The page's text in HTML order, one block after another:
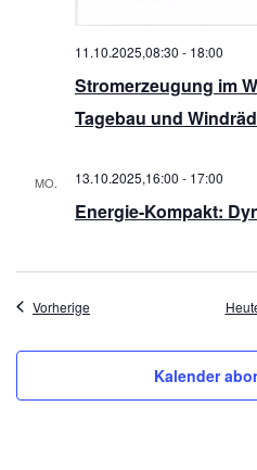
Stromerzeugung im
Tagebau und
11.10.2025,08:30 - 18:00
MO.
Energie-Kompakt:
13.10.2025,16:00 - 17:00
Vorherige
Kalender